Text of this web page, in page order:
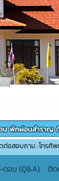
ศัพท์ : 053-
ตอบ (Q&A) ติด